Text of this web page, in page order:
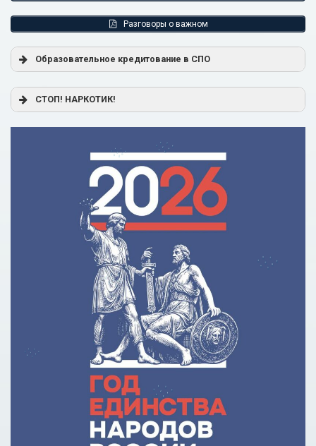
Разговоры о важном
Образовательное кредитование в СПО
Постановление Правительства РФ от 17.11.2025 г. № 1824
«О государственной поддержке образовательного
кредитования»
Распоряжение Правительства РФ от 17.11.2025 г. № 3326-
р
Образовательное кредитование: пособие для студентов
Кредит на образование с господдержкой
Причины для изменения условий по образовательному
кредиту
СТОП! НАРКОТИК!
Сделай правильный выбор